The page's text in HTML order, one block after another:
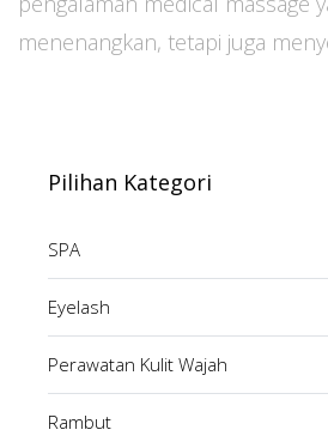
menenangkan, tetapi juga
Pilihan Kategori
SPA
Eyelash
Perawatan Kulit Wajah
Rambut